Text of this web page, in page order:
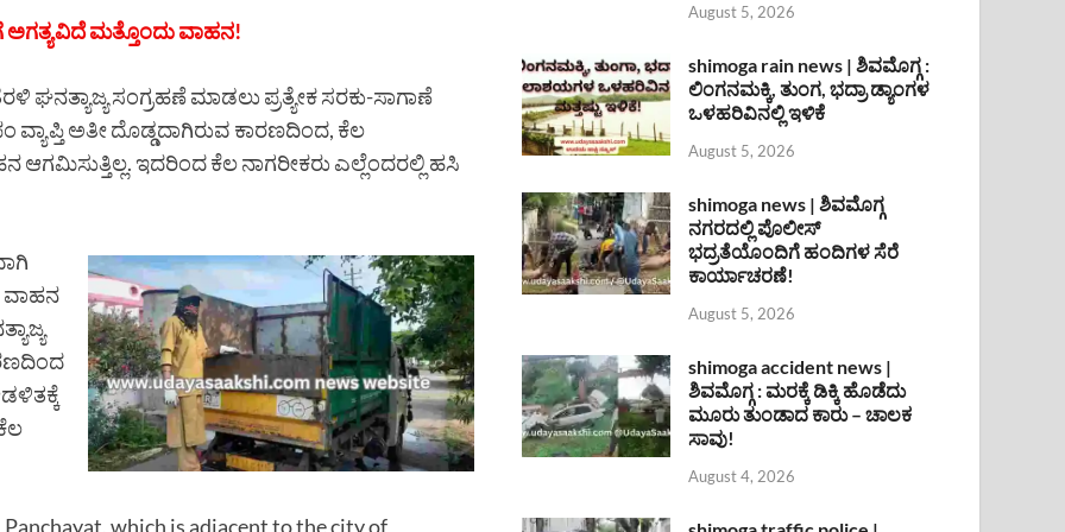
ಅಗತ್ಯವಿದೆ ಮತ್ತೊಂದು ವಾಹನ!
ಘನತ್ಯಾಜ್ಯ ಸಂಗ್ರಹಣೆ ಮಾಡಲು ಪ್ರತ್ಯೇಕ ಸರಕು-ಸಾಗಾಣೆ
ಅತೀ ದೊಡ್ಡದಾಗಿರುವ ಕಾರಣದಿಂದ, ಕೆಲ
ಆಗಮಿಸುತ್ತಿಲ್ಲ. ಇದರಿಂದ ಕೆಲ ನಾಗರೀಕರು ಎಲ್ಲೆಂದರಲ್ಲಿ ಹಸಿ
ವಾಹನ
which is adjacent to the city of
August 5, 2026
shimoga rain news | ಶಿವಮೊಗ್ಗ :
ಲಿಂಗನಮಕ್ಕಿ, ತುಂಗ, ಭದ್ರಾ ಡ್ಯಾಂಗಳ
ಒಳಹರಿವಿನಲ್ಲಿ ಇಳಿಕೆ
August 5, 2026
shimoga news | ಶಿವಮೊಗ್ಗ
ನಗರದಲ್ಲಿ ಪೊಲೀಸ್
ಭದ್ರತೆಯೊಂದಿಗೆ ಹಂದಿಗಳ ಸೆರೆ
ಕಾರ್ಯಾಚರಣೆ!
August 5, 2026
shimoga accident news |
ಶಿವಮೊಗ್ಗ : ಮರಕ್ಕೆ ಡಿಕ್ಕಿ ಹೊಡೆದು
ಮೂರು ತುಂಡಾದ ಕಾರು – ಚಾಲಕ
ಸಾವು!
August 4, 2026